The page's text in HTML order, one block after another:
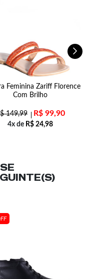
Feminina Zariff Florence
Com Brilho
149,99 R$ 99,90
4x de R$ 24,98